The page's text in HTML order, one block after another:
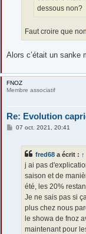
dessous non?
Faut croire que non
Alors c’était un sanke
FNOZ
Membre associatif
Re: Evolution
M07 oct. 2021, 20:41
fred68 a écrit : ↑
j ai pas
saison et de
été, les 20%
Je ne sais pas si
plus chez nous
le showa de fnoz
maintenant pour